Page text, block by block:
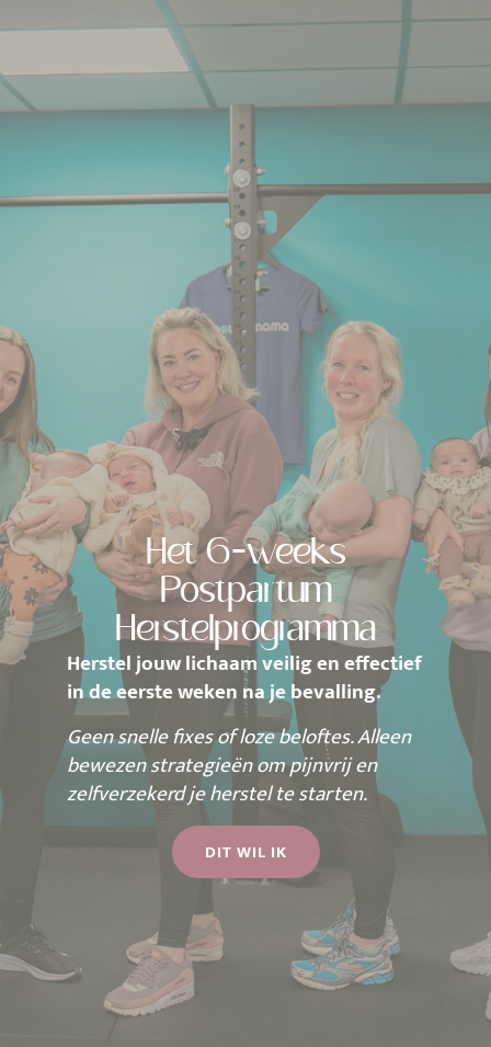
Het 6-weeks
Postpartum
Herstelprogramma
Herstel jouw lichaam veilig en effectief
in de eerste weken na je bevalling.
Geen snelle fixes of loze beloftes. Alleen
bewezen strategieën om pijnvrij en
zelfverzekerd je herstel te starten.
DIT WIL IK